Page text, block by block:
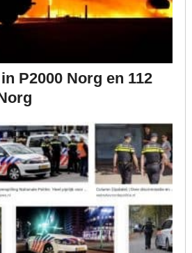
P2000 Norg en 112